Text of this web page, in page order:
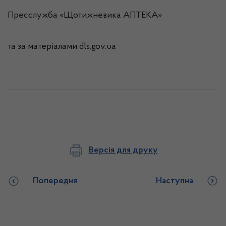
Пресслужба «Щотижневика АПТЕКА»
та за матеріалами dls.gov.ua
Версія для друку
Попередня Наступна